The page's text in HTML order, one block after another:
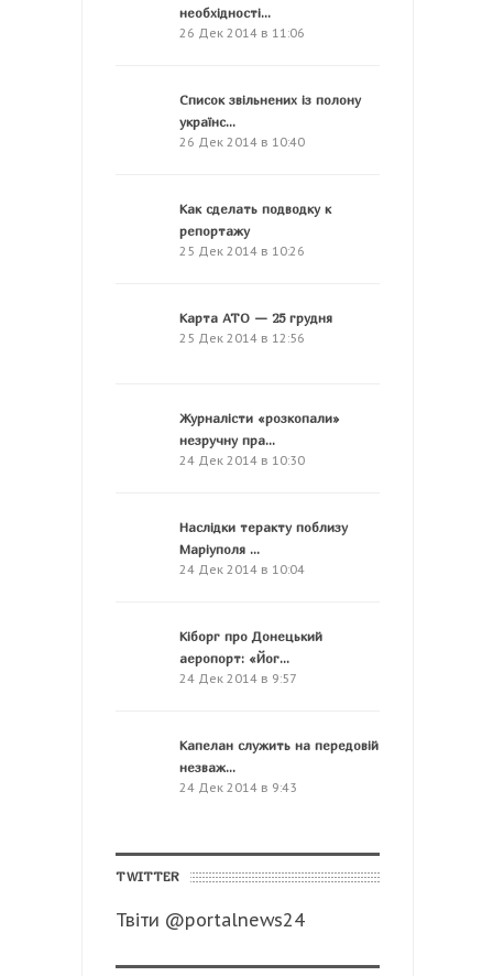
необхідності...
26 Дек 2014 в 11:06
Список звільнених із полону
українс...
26 Дек 2014 в 10:40
Как сделать подводку к
репортажу
25 Дек 2014 в 10:26
Карта АТО — 25 грудня
25 Дек 2014 в 12:56
Журналісти «розкопали»
незручну пра...
24 Дек 2014 в 10:30
Наслідки теракту поблизу
Маріуполя ...
24 Дек 2014 в 10:04
Кіборг про Донецький
аеропорт: «Йог...
24 Дек 2014 в 9:57
Капелан служить на передовій
незваж...
24 Дек 2014 в 9:43
TWITTER
Твіти @portalnews24